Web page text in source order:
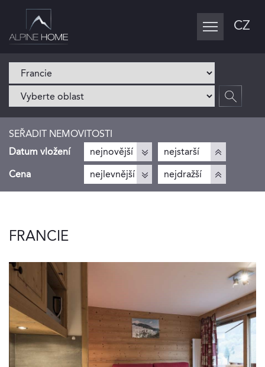
Toggle
navigation
CZ
SEŘADIT NEMOVITOSTI
Datum vložení
nejnovější
nejstarší
Cena
nejlevnější nejdražší
FRANCIE